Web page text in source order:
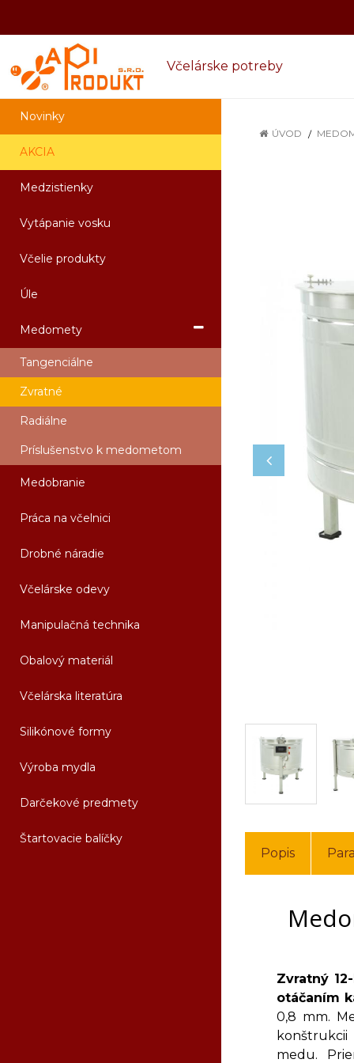
Včelárske potreby
Novinky
AKCIA
Medzistienky
Vytápanie vosku
Včelie produkty
Úle
Medomety
Tangenciálne
Zvratné
Radiálne
Príslušenstvo k medometom
Medobranie
Práca na včelnici
Drobné náradie
Včelárske odevy
Manipulačná technika
Obalový materiál
Včelárska literatúra
Silikónové formy
Výroba mydla
Darčekové predmety
Štartovacie balíčky
ÚVOD
Popis
Zvratný
otáčaním
0,8 mm.
medu.